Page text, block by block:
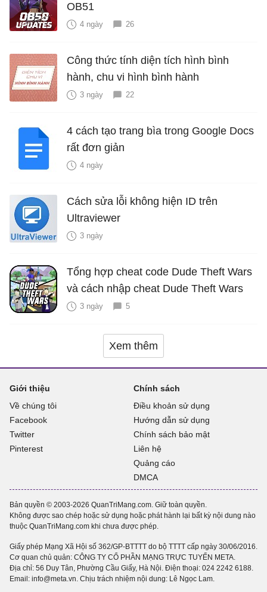
OB51
4 ngày 26
Công thức tính diện tích hình bình
hành, chu vi hình bình hành
3 ngày 22
4 cách tạo trang bìa trong Google Docs
rất đơn giản
4 ngày
Cách sửa lỗi không hiện ID trên
Ultraviewer
3 ngày
Tổng hợp cheat code Dude Theft Wars
và cách nhập cheat Dude Theft Wars
3 ngày 5
Xem thêm
Giới thiệu
Về chúng tôi
Facebook
Twitter
Pinterest
Chính sách
Điều khoản sử dụng
Hướng dẫn sử dụng
Chính sách bảo mật
Liên hệ
Quảng cáo
DMCA
Bản quyền © 2003-2026 QuanTriMang.com. Giữ toàn quyền.
Không được sao chép hoặc sử dụng hoặc phát hành lại bất kỳ nội dung nào
thuộc QuanTriMang.com khi chưa được phép.
Giấy phép Mạng Xã Hội số 362/GP-BTTTT do bộ TTTT cấp ngày 30/06/2016.
Cơ quan chủ quản: CÔNG TY CỔ PHẦN MẠNG TRỰC TUYẾN META.
Địa chỉ: 56 Duy Tân, Phường Cầu Giấy, Hà Nội. Điện thoại: 024 2242 6188.
Email: info@meta.vn. Chịu trách nhiệm nội dung: Lê Ngọc Lam.